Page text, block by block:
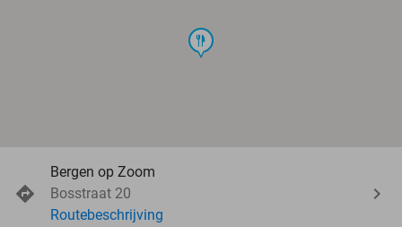
food
Bergen op Zoom
Bosstraat 20
Routebeschrijving